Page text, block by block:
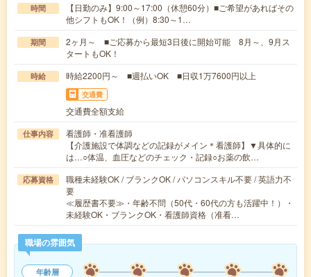
時間
【日勤のみ】9:00～17:00（休憩60分）■ご希望があればその
他シフトもOK！（例）8:30～1…
期間
2ヶ月～ ■ご応募から最短3日後に開始可能 8月～、9月ス
タートもOK！
時給 時給2200円～ ■週払いOK ■日収1万7600円以上
交通費
交通費全額支給
仕事内容
看護師・准看護師
【介護施設で体調などの記録がメイン＊看護師】▼具体的に
は…○体温、血圧などのチェック・記録○お薬の飲…
応募資格
職種未経験OK / ブランクOK / パソコンスキル不要 / 英語力不
要
≪履歴書不要≫・年齢不問（50代・60代の方も活躍中！）・
未経験OK・ブランクOK・看護師資格（准看…
職場の雰囲気
年齢層